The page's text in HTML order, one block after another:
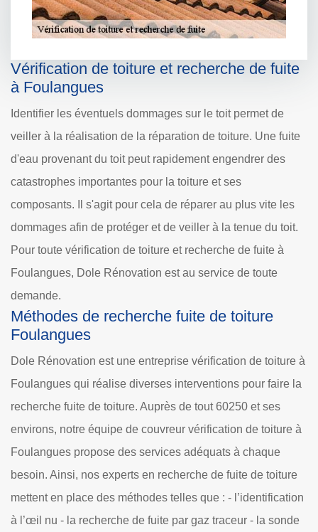
Vérification de toiture et recherche de fuite
à Foulangues
Identifier les éventuels dommages sur le toit permet de
veiller à la réalisation de la réparation de toiture. Une fuite
d'eau provenant du toit peut rapidement engendrer des
catastrophes importantes pour la toiture et ses
composants. Il s'agit pour cela de réparer au plus vite les
dommages afin de protéger et de veiller à la tenue du toit.
Pour toute vérification de toiture et recherche de fuite à
Foulangues, Dole Rénovation est au service de toute
demande.
Méthodes de recherche fuite de toiture
Foulangues
Dole Rénovation est une entreprise vérification de toiture à
Foulangues qui réalise diverses interventions pour faire la
recherche fuite de toiture. Auprès de tout 60250 et ses
environs, notre équipe de couvreur vérification de toiture à
Foulangues propose des services adéquats à chaque
besoin. Ainsi, nos experts en recherche de fuite de toiture
mettent en place des méthodes telles que : - l’identification
à l’œil nu - la recherche de fuite par gaz traceur - la sonde